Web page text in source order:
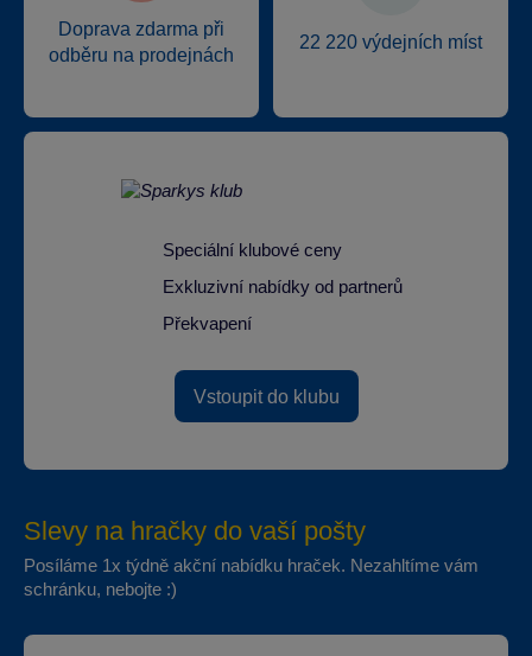
Doprava zdarma při
odběru na prodejnách
22 220 výdejních míst
Speciální klubové ceny
Exkluzivní nabídky od partnerů
Překvapení
Vstoupit do klubu
Slevy na hračky do vaší pošty
Posíláme 1x týdně akční nabídku hraček. Nezahltíme vám
schránku, nebojte :)